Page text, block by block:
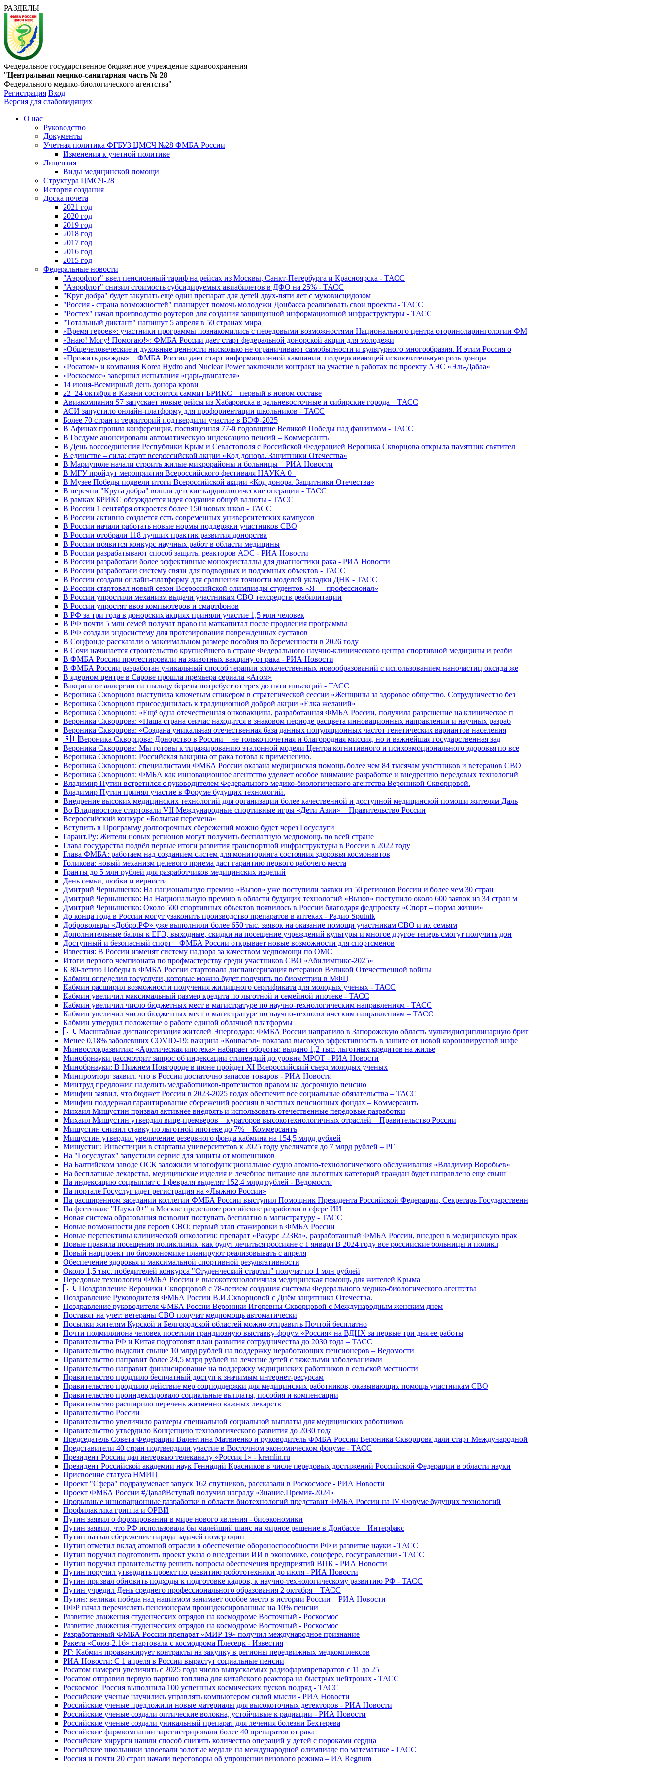
РАЗДЕЛЫ
Федеральное государственное бюджетное учреждение здравоохранения
"Центральная медико-санитарная часть № 28
Федерального медико-биологического агентства"
Регистрация Вход
Версия для слабовидящих
О нас
Руководство
Документы
Учетная политика ФГБУЗ ЦМСЧ №28 ФМБА России
Изменения к учетной политике
Лицензия
Виды медицинской помощи
Структура ЦМСЧ-28
История создания
Доска почета
2021 год
2020 год
2019 год
2018 год
2017 год
2016 год
2015 год
Федеральные новости
"Аэрофлот" ввел пенсионный тариф на рейсах из Москвы, Санкт-Петербурга и Красноярска - ТАСС
"Аэрофлот" снизил стоимость субсидируемых авиабилетов в ДФО на 25% - ТАСС
"Круг добра" будет закупать еще один препарат для детей двух-пяти лет с муковисцидозом
"Россия - страна возможностей" планирует помочь молодежи Донбасса реализовать свои проекты - ТАСС
"Ростех" начал производство роутеров для создания защищенной информационной инфраструктуры - ТАСС
"Тотальный диктант" напишут 5 апреля в 50 странах мира
«Время героев»: участники программы познакомились с передовыми возможностями Национального центра оториноларингологии ФМ
«Знаю! Могу! Помогаю!»: ФМБА России дает старт федеральной донорской акции для молодежи
«Общечеловеческие и духовные ценности нисколько не ограничивают самобытности и культурного многообразия. И этим Россия о
«Прожить дважды» – ФМБА России дает старт информационной кампании, подчеркивающей исключительную роль донора
«Росатом» и компания Korea Hydro and Nuclear Power заключили контракт на участие в работах по проекту АЭС «Эль-Дабаа»
«Роскосмос» завершил испытания «царь-двигателя»
14 июня-Всемирный день донора крови
22–24 октября в Казани состоится саммит БРИКС – первый в новом составе
Авиакомпания S7 запускает новые рейсы из Хабаровска в дальневосточные и сибирские города – ТАСС
АСИ запустило онлайн-платформу для профориентации школьников - ТАСС
Более 70 стран и территорий подтвердили участие в ВЭФ-2025
В Афинах прошла конференция, посвященная 77-й годовщине Великой Победы над фашизмом - ТАСС
В Госдуме анонсировали автоматическую индексацию пенсий – Коммерсантъ
В День воссоединения Республики Крым и Севастополя с Российской Федерацией Вероника Скворцова открыла памятник святител
В единстве – сила: старт всероссийской акции «Код донора. Защитники Отечества»
В Мариуполе начали строить жилые микрорайоны и больницы – РИА Новости
В МГУ пройдут мероприятия Всероссийского фестиваля НАУКА 0+
В Музее Победы подвели итоги Всероссийской акции «Код донора. Защитники Отечества»
В перечни "Круга добра" вошли детские кардиологические операции - ТАСС
В рамках БРИКС обсуждается идея создания общей валюты - ТАСС
В России 1 сентября откроется более 150 новых школ - ТАСС
В России активно создается сеть современных университетских кампусов
В России начали работать новые нормы поддержки участников СВО
В России отобрали 118 лучших практик развития донорства
В России появится конкурс научных работ в области медицины
В России разрабатывают способ защиты реакторов АЭС - РИА Новости
В России разработали более эффективные монокристаллы для диагностики рака - РИА Новости
В России разработали систему связи для подводных и подземных объектов - ТАСС
В России создали онлайн-платформу для сравнения точности моделей укладки ДНК - ТАСС
В России стартовал новый сезон Всероссийской олимпиады студентов «Я — профессионал»
В России упростили механизм выдачи участникам СВО техсредств реабилитации
В России упростят ввоз компьютеров и смартфонов
В РФ за три года в донорских акциях приняли участие 1,5 млн человек
В РФ почти 5 млн семей получат право на маткапитал после продления программы
В РФ создали эндосистему для протезирования поврежденных суставов
В Соцфонде рассказали о максимальном размере пособия по беременности в 2026 году
В Сочи начинается строительство крупнейшего в стране Федерального научно-клинического центра спортивной медицины и реаби
В ФМБА России протестировали на животных вакцину от рака - РИА Новости
В ФМБА России разработан уникальный способ терапии злокачественных новообразований с использованием наночастиц оксида же
В ядерном центре в Сарове прошла премьера сериала «Атом»
Вакцина от аллергии на пыльцу березы потребует от трех до пяти инъекций - ТАСС
Вероника Скворцова выступила ключевым спикером в стратегической сессии «Женщины за здоровое общество. Сотрудничество без
Вероника Скворцова присоединилась к традиционной доброй акции «Ёлка желаний»
Вероника Скворцова: «Ещё одна отечественная онковакцина, разработанная ФМБА России, получила разрешение на клиническое п
Вероника Скворцова: «Наша страна сейчас находится в знаковом периоде расцвета инновационных направлений и научных разраб
Вероника Скворцова: «Создана уникальная отечественная база данных популяционных частот генетических вариантов населения
🇷🇺Вероника Скворцова: Донорство в России – не только почетная и благородная миссия, но и важнейшая государственная зад
Вероника Скворцова: Мы готовы к тиражированию эталонной модели Центра когнитивного и психоэмоционального здоровья по все
Вероника Скворцова: Российская вакцина от рака готова к применению.
Вероника Скворцова: специалистами ФМБА России оказана медицинская помощь более чем 84 тысячам участников и ветеранов СВО
Вероника Скворцова: ФМБА как инновационное агентство уделяет особое внимание разработке и внедрению передовых технологий
Владимир Путин встретился с руководителем Федерального медико-биологического агентства Вероникой Скворцовой.
Владимир Путин принял участие в Форуме будущих технологий.
Внедрение высоких медицинских технологий для организации более качественной и доступной медицинской помощи жителям Даль
Во Владивостоке стартовали VII Международные спортивные игры «Дети Азии» – Правительство России
Всероссийский конкурс «Большая перемена»
Вступить в Программу долгосрочных сбережений можно будет через Госуслуги
Гарант.Ру: Жители новых регионов могут получить бесплатную медпомощь по всей стране
Глава государства подвёл первые итоги развития транспортной инфраструктуры в России в 2022 году
Глава ФМБА: работаем над созданием систем для мониторинга состояния здоровья космонавтов
Голикова: новый механизм целевого приема даст гарантию первого рабочего места
Гранты до 5 млн рублей для разработчиков медицинских изделий
День семьи, любви и верности
Дмитрий Чернышенко: На национальную премию «Вызов» уже поступили заявки из 50 регионов России и более чем 30 стран
Дмитрий Чернышенко: На Национальную премию в области будущих технологий «Вызов» поступило около 600 заявок из 34 стран м
Дмитрий Чернышенко: Около 500 спортивных объектов появилось в России благодаря федпроекту «Спорт – норма жизни»
До конца года в России могут узаконить производство препаратов в аптеках - Радио Sputnik
Добровольцы «Добро.РФ» уже выполнили более 650 тыс. заявок на оказание помощи участникам СВО и их семьям
Дополнительные баллы к ЕГЭ, выходные, скидки на посещение учреждений культуры и многое другое теперь смогут получить дон
Доступный и безопасный спорт – ФМБА России открывает новые возможности для спортсменов
Известия: В России изменят систему надзора за качеством медпомощи по ОМС
Итоги первого чемпионата по профмастерству среди участников СВО «Абилимпикс-2025»
К 80-летию Победы в ФМБА России стартовала диспансеризация ветеранов Великой Отечественной войны
Кабмин определил госуслуги, которые можно будет получить по биометрии в МФЦ
Кабмин расширил возможности получения жилищного сертификата для молодых ученых - ТАСС
Кабмин увеличил максимальный размер кредита по льготной и семейной ипотеке - ТАСС
Кабмин увеличил число бюджетных мест в магистратуре по научно-технологическим направлениям - ТАСС
Кабмин увеличил число бюджетных мест в магистратуре по научно-технологическим направлениям – ТАСС
Кабмин утвердил положение о работе единой облачной платформы
🇷🇺Масштабная диспансеризация жителей Энергодара: ФМБА России направило в Запорожскую область мультидисциплинарную бриг
Менее 0,18% заболевших COVID-19: вакцина «Конвасэл» показала высокую эффективность в защите от новой коронавирусной инфе
Минвостокразвития: «Арктическая ипотека» набирает обороты: выдано 1,2 тыс. льготных кредитов на жилье
Минобрнауки рассмотрит запрос об индексации стипендий до уровня МРОТ - РИА Новости
Минобрнауки: В Нижнем Новгороде в июне пройдет XI Всероссийский съезд молодых ученых
Минпромторг заявил, что в России достаточно запасов товаров - РИА Новости
Минтруд предложил наделить медработников-протезистов правом на досрочную пенсию
Минфин заявил, что бюджет России в 2023-2025 годах обеспечит все социальные обязательства – ТАСС
Минфин поддержал гарантирование сбережений россиян в частных пенсионных фондах – Коммерсантъ
Михаил Мишустин призвал активнее внедрять и использовать отечественные передовые разработки
Михаил Мишустин утвердил вице-премьеров – кураторов высокотехнологичных отраслей – Правительство России
Мишустин снизил ставку по льготной ипотеке до 7% – Коммерсантъ
Мишустин утвердил увеличение резервного фонда кабмина на 154,5 млрд рублей
Мишустин: Инвестиции в стартапы университетов к 2025 году увеличатся до 7 млрд рублей – РГ
На "Госуслугах" запустили сервис для защиты от мошенников
На Балтийском заводе ОСК заложили многофункциональное судно атомно-технологического обслуживания «Владимир Воробьев»
На бесплатные лекарства, медицинские изделия и лечебное питание для льготных категорий граждан будет направлено еще свыш
На индексацию соцвыплат с 1 февраля выделят 152,4 млрд рублей - Ведомости
На портале Госуслуг идет регистрация на «Лыжню России»
На расширенном заседании коллегии ФМБА России выступил Помощник Президента Российской Федерации, Секретарь Государственн
На фестивале "Наука 0+" в Москве представят российские разработки в сфере ИИ
Новая система образования позволит поступать бесплатно в магистратуру - ТАСС
Новые возможности для героев СВО: первый этап стажировки в ФМБА России
Новые перспективы клинической онкологии: препарат «Ракурс 223Ra», разработанный ФМБА России, внедрен в медицинскую прак
Новые правила посещения поликлиник: как будут лечиться россияне с 1 января В 2024 году все российские больницы и поликл
Новый нацпроект по биоэкономике планируют реализовывать с апреля
Обеспечение здоровья и максимальной спортивной результативности
Около 1,5 тыс. победителей конкурса "Студенческий стартап" получат по 1 млн рублей
Передовые технологии ФМБА России и высокотехнологичная медицинская помощь для жителей Крыма
🇷🇺Поздравление Вероники Скворцовой с 78-летием создания системы Федерального медико-биологического агентства
Поздравление Руководителя ФМБА России В.И.Скворцовой с Днём защитника Отечества.
Поздравление руководителя ФМБА России Вероники Игоревны Скворцовой с Международным женским днем
Поставят на учет: ветераны СВО получат медпомощь автоматически
Посылки жителям Курской и Белгородской областей можно отправить Почтой бесплатно
Почти полмиллиона человек посетили грандиозную выставку-форум «Россия» на ВДНХ за первые три дня ее работы
Правительства РФ и Китая подготовят план развития сотрудничества до 2030 года – ТАСС
Правительство выделит свыше 10 млрд рублей на поддержку неработающих пенсионеров – Ведомости
Правительство направит более 24,5 млрд рублей на лечение детей с тяжелыми заболеваниями
Правительство направит финансирование на поддержку медицинских работников в сельской местности
Правительство продлило бесплатный доступ к значимым интернет-ресурсам
Правительство продлило действие мер соцподдержки для медицинских работников, оказывающих помощь участникам СВО
Правительство проиндексировало социальные выплаты, пособия и компенсации
Правительство расширило перечень жизненно важных лекарств
Правительство России
Правительство увеличило размеры специальной социальной выплаты для медицинских работников
Правительство утвердило Концепцию технологического развития до 2030 года
Председатель Совета Федерации Валентина Матвиенко и руководитель ФМБА России Вероника Скворцова дали старт Международной
Представители 40 стран подтвердили участие в Восточном экономическом форуме - ТАСС
Президент России дал интервью телеканалу «Россия 1» - kremlin.ru
Президент Российской академии наук Геннадий Красников в числе передовых достижений Российской Федерации в области науки
Присвоение статуса НМИЦ
Проект "Сфера" подразумевает запуск 162 спутников, рассказали в Роскосмосе - РИА Новости
Проект ФМБА России #ДавайВступай получил награду «Знание.Премия-2024»
Прорывные инновационные разработки в области биотехнологий представит ФМБА России на IV Форуме будущих технологий
Профилактика гриппа и ОРВИ
Путин заявил о формировании в мире нового явления - биоэкономики
Путин заявил, что РФ использовала бы малейший шанс на мирное решение в Донбассе – Интерфакс
Путин назвал сбережение народа задачей номер один
Путин отметил вклад атомной отрасли в обеспечение обороноспособности РФ и развитие науки - ТАСС
Путин поручил подготовить проект указа о внедрении ИИ в экономике, соцсфере, госуправлении - ТАСС
Путин поручил правительству решить вопросы обеспечения предприятий ВПК - РИА Новости
Путин поручил утвердить проект по развитию робототехники до июля - РИА Новости
Путин призвал обновить подходы к подготовке кадров, к научно-технологическому развитию РФ - ТАСС
Путин учредил День среднего профессионального образования 2 октября – ТАСС
Путин: великая победа над нацизмом занимает особое место в истории России – РИА Новости
ПФР начал перечислять пенсионерам проиндексированные на 10% пенсии
Развитие движения студенческих отрядов на космодроме Восточный - Роскосмос
Развитие движения студенческих отрядов на космодроме Восточный - Роскосмос
Разработанный ФМБА России препарат «МИР 19» получил международное признание
Ракета «Союз-2.1б» стартовала с космодрома Плесецк - Известия
РГ: Кабмин проавансирует контракты на закупку в регионы передвижных медкомплексов
РИА Новости: С 1 апреля в России вырастут социальные пенсии
Росатом намерен увеличить с 2025 года число выпускаемых радиофармпрепаратов с 11 до 25
Росатом отправил первую партию топлива для китайского реактора на быстрых нейтронах - ТАСС
Роскосмос: Россия выполнила 100 успешных космических пусков подряд - ТАСС
Российские ученые научились управлять компьютером силой мысли - РИА Новости
Российские ученые предложили новые материалы для высокоточных детекторов - РИА Новости
Российские ученые создали оптические волокна, устойчивые к радиации - РИА Новости
Российские ученые создали уникальный препарат для лечения болезни Бехтерева
Российские фармкомпании зарегистрировали более 40 препаратов от рака
Российские хирурги нашли способ снизить количество операций у детей с пороками сердца
Российские школьники завоевали золотые медали на международной олимпиаде по математике - ТАСС
Россия и почти 20 стран начали переговоры об упрощении визового режима – ИА Regnum